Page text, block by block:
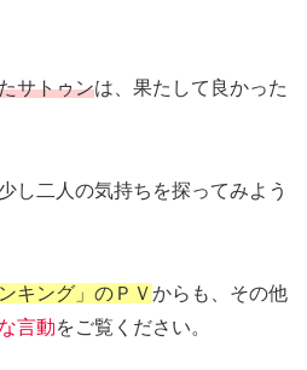
サトゥンは、果たして良かった
し二人の気持ちを探ってみよう
キング」のＰＶからも、その他
言動をご覧ください。